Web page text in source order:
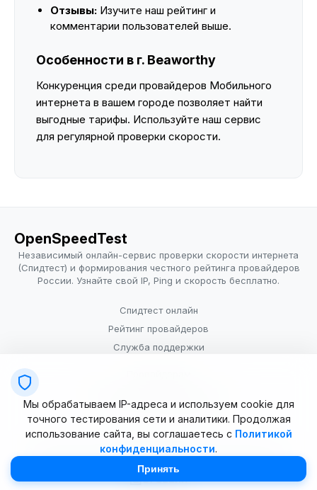
Отзывы: Изучите наш рейтинг и
комментарии пользователей выше.
Особенности в г. Beaworthy
Конкуренция среди провайдеров Мобильного
интернета в вашем городе позволяет найти
выгодные тарифы. Используйте наш сервис
для регулярной проверки скорости.
OpenSpeedTest
Независимый онлайн-сервис проверки скорости интернета
(Спидтест) и формирования честного рейтинга провайдеров
России. Узнайте свой IP, Ping и скорость бесплатно.
Спидтест онлайн
Рейтинг провайдеров
Служба поддержки
Условия использования
© 2025–2026 OpenSpeedTest (ИП Долматова В.В.). Все права
Мы обрабатываем IP-адреса и используем cookie для
точного тестирования сети и аналитики. Продолжая
использование сайта, вы соглашаетесь с Политикой
конфиденциальности.
Принять